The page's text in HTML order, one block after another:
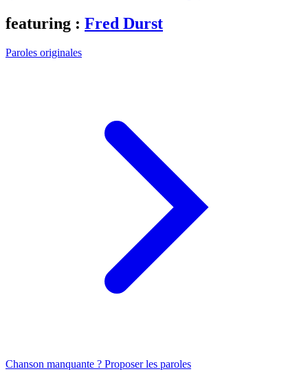
featuring : Fred Durst
Paroles originales
Chanson manquante ? Proposer les paroles